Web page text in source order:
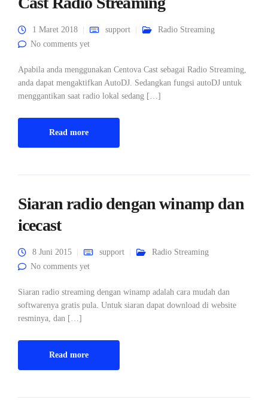
1 Maret 2018 support
Radio Streaming
No comments yet
Apabila anda menggunakan Centova Cast sebagai Radio Streaming,
anda dapat mengaktifkan AutoDJ. Sedangkan fungsi autoDJ untuk
menggantikan saat radio lokal sedang […]
Read more
Siaran radio dengan winamp dan
icecast
8 Juni 2015 support
Radio Streaming
No comments yet
Siaran radio streaming dengan winamp adalah cara mudah dan
softwarenya gratis pula. Untuk siaran dapat download di website
resminya, dan […]
Read more